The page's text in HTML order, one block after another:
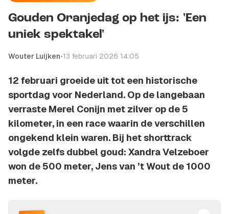
Gouden Oranjedag op het ijs: 'Een
uniek spektakel'
Wouter Luijken•13 februari 2026 14:05
12 februari groeide uit tot een historische
sportdag voor Nederland. Op de langebaan
verraste Merel Conijn met zilver op de 5
kilometer, in een race waarin de verschillen
ongekend klein waren. Bij het shorttrack
volgde zelfs dubbel goud: Xandra Velzeboer
won de 500 meter, Jens van ’t Wout de 1000
meter.